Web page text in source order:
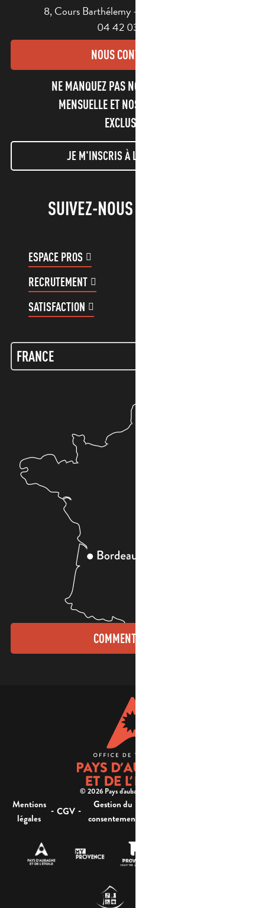
8, Cours Barthélemy - 13400 AUBAGNE
04 42 03 49 98
NOUS CONTACTER
NE MANQUEZ PAS NOTRE NEWSLETTER
MENSUELLE ET NOS INFORMATIONS
EXCLUSIVES !
JE M'INSCRIS À LA NEWSLETTER
SUIVEZ-NOUS !
ESPACE PROS
RECRUTEMENT
SATISFACTION
COMMENT VENIR ?
© 2026 Pays d'aubagne et de l'étoile -
Mentions
légales
- CGV -
Gestion du
consentement